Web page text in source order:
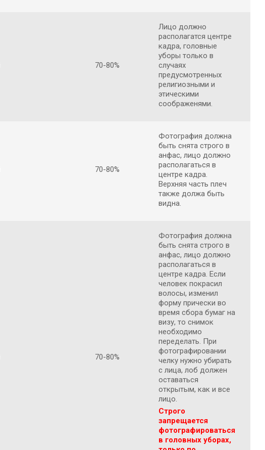
70-80%
Лицо должно
располагатся центре
кадра, головные
уборы только в
случаях
предусмотренных
религиозными и
этическими
соображенями.
70-80%
Фотография должна
быть снята строго в
анфас, лицо должно
располагаться в
центре кадра.
Верхняя часть плеч
также должа быть
видна.
70-80%
Фотография должна
быть снята строго в
анфас, лицо должно
располагаться в
центре кадра. Если
человек покрасил
волосы, изменил
форму прически во
время сбора бумаг на
визу, то снимок
необходимо
переделать. При
фотографировании
челку нужно убирать
с лица, лоб должен
оставаться
открытым, как и все
лицо.
Строго
запрещается
фотографироваться
в головных уборах,